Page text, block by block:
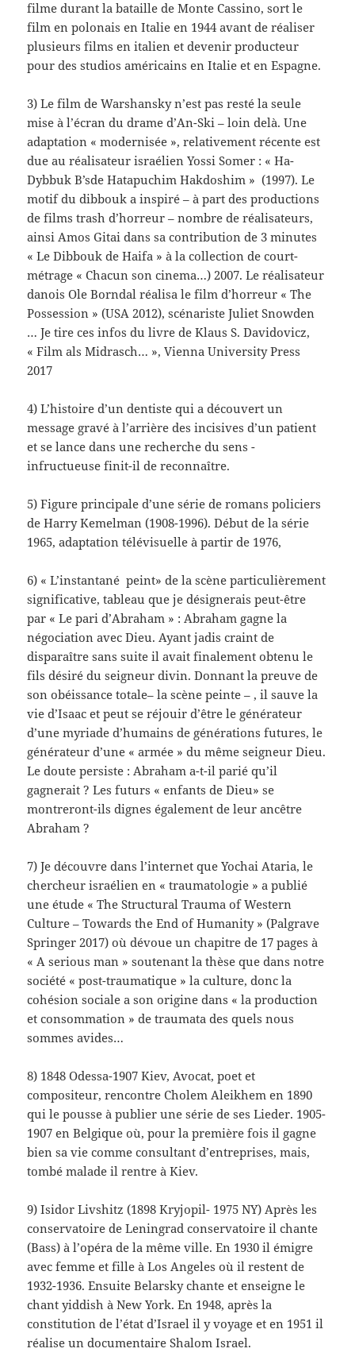
filme durant la bataille de Monte Cassino, sort le
film en polonais en Italie en 1944 avant de réaliser
plusieurs films en italien et devenir producteur
pour des studios américains en Italie et en Espagne.
3) Le film de Warshansky n’est pas resté la seule
mise à l’écran du drame d’An-Ski – loin delà. Une
adaptation « modernisée », relativement récente est
due au réalisateur israélien Yossi Somer : « Ha-
Dybbuk B’sde Hatapuchim Hakdoshim » (1997). Le
motif du dibbouk a inspiré – à part des productions
de films trash d’horreur – nombre de réalisateurs,
ainsi Amos Gitai dans sa contribution de 3 minutes
« Le Dibbouk de Haifa » à la collection de court-
métrage « Chacun son cinema…) 2007. Le réalisateur
danois Ole Borndal réalisa le film d’horreur « The
Possession » (USA 2012), scénariste Juliet Snowden
… Je tire ces infos du livre de Klaus S. Davidovicz,
« Film als Midrasch… », Vienna University Press
2017
4) L’histoire d’un dentiste qui a découvert un
message gravé à l’arrière des incisives d’un patient
et se lance dans une recherche du sens -
infructueuse finit-il de reconnaître.
5) Figure principale d’une série de romans policiers
de Harry Kemelman (1908-1996). Début de la série
1965, adaptation télévisuelle à partir de 1976,
6) « L’instantané peint» de la scène particulièrement
significative, tableau que je désignerais peut-être
par « Le pari d’Abraham » : Abraham gagne la
négociation avec Dieu. Ayant jadis craint de
disparaître sans suite il avait finalement obtenu le
fils désiré du seigneur divin. Donnant la preuve de
son obéissance totale– la scène peinte – , il sauve la
vie d’Isaac et peut se réjouir d’être le générateur
d’une myriade d’humains de générations futures, le
générateur d’une « armée » du même seigneur Dieu.
Le doute persiste : Abraham a-t-il parié qu’il
gagnerait ? Les futurs « enfants de Dieu» se
montreront-ils dignes également de leur ancêtre
Abraham ?
7) Je découvre dans l’internet que Yochai Ataria, le
chercheur israélien en « traumatologie » a publié
une étude « The Structural Trauma of Western
Culture – Towards the End of Humanity » (Palgrave
Springer 2017) où dévoue un chapitre de 17 pages à
« A serious man » soutenant la thèse que dans notre
société « post-traumatique » la culture, donc la
cohésion sociale a son origine dans « la production
et consommation » de traumata des quels nous
sommes avides…
8) 1848 Odessa-1907 Kiev, Avocat, poet et
compositeur, rencontre Cholem Aleikhem en 1890
qui le pousse à publier une série de ses Lieder. 1905-
1907 en Belgique où, pour la première fois il gagne
bien sa vie comme consultant d’entreprises, mais,
tombé malade il rentre à Kiev.
9) Isidor Livshitz (1898 Kryjopil- 1975 NY) Après les
conservatoire de Leningrad conservatoire il chante
(Bass) à l’opéra de la même ville. En 1930 il émigre
avec femme et fille à Los Angeles où il restent de
1932-1936. Ensuite Belarsky chante et enseigne le
chant yiddish à New York. En 1948, après la
constitution de l’état d’Israel il y voyage et en 1951 il
réalise un documentaire Shalom Israel.